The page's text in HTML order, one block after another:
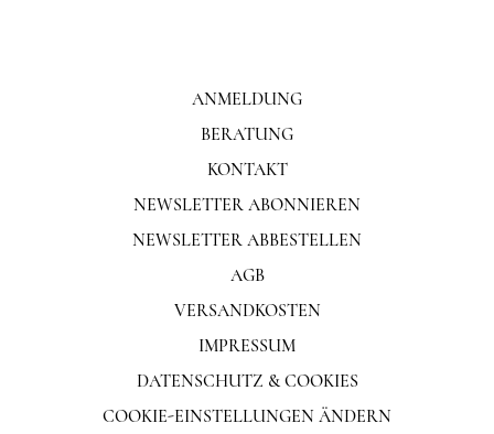
ANMELDUNG
BERATUNG
KONTAKT
NEWSLETTER ABONNIEREN
NEWSLETTER ABBESTELLEN
AGB
VERSANDKOSTEN
IMPRESSUM
DATENSCHUTZ & COOKIES
COOKIE-EINSTELLUNGEN ÄNDERN